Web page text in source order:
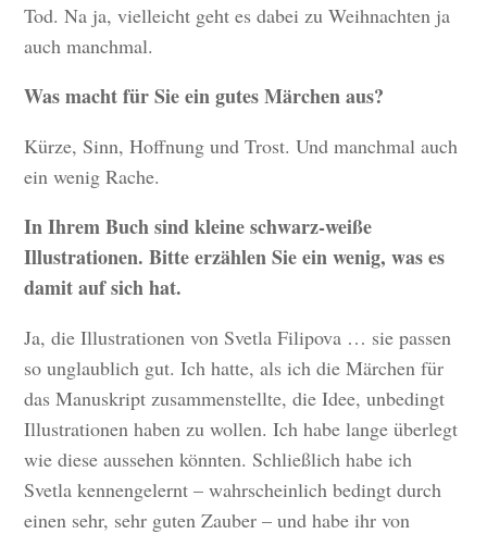
Tod. Na ja, vielleicht geht es dabei zu Weihnachten ja
auch manchmal.
Was macht für Sie ein gutes Märchen aus?
Kürze, Sinn, Hoffnung und Trost. Und manchmal auch
ein wenig Rache.
In Ihrem Buch sind kleine schwarz-weiße
Illustrationen. Bitte erzählen Sie ein wenig, was es
damit auf sich hat.
Ja, die Illustrationen von Svetla Filipova … sie passen
so unglaublich gut. Ich hatte, als ich die Märchen für
das Manuskript zusammenstellte, die Idee, unbedingt
Illustrationen haben zu wollen. Ich habe lange überlegt
wie diese aussehen könnten. Schließlich habe ich
Svetla kennengelernt – wahrscheinlich bedingt durch
einen sehr, sehr guten Zauber – und habe ihr von